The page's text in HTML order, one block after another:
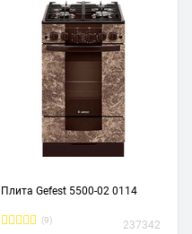
Плита Gefest 5500-02 0114
(9) 237342